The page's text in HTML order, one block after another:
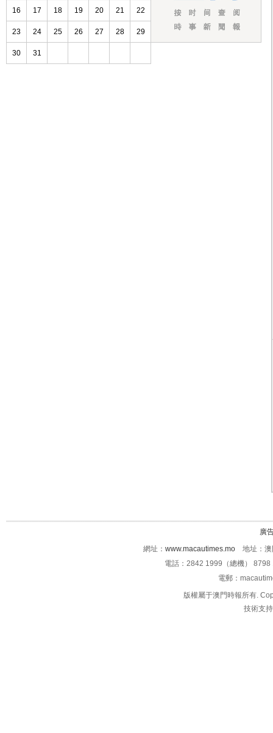
16 17 18 19 20 21 22
23 24 25 26 27 28 29
30 31
廣
網址： www.macautimes.mo 地址：澳
電話：2842 1999（總機）
電郵：
版權屬于澳門時報所有.
技術支